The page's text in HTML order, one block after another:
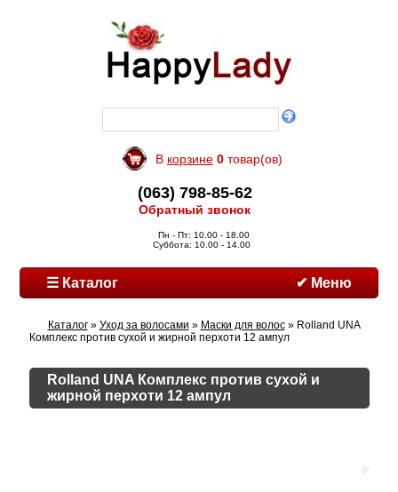
В корзине 0 товар(ов)
(063) 798-85-62
Обратный звонок
Пн - Пт: 10.00 - 18.00
Суббота: 10.00 - 14.00
☰ Каталог ✔ Меню
Каталог» Уход за волосами » Маски для волос» Rolland UNA
Комплекс против сухой и жирной перхоти 12 ампул
Rolland UNA Комплекс против сухой и
жирной перхоти 12 ампул